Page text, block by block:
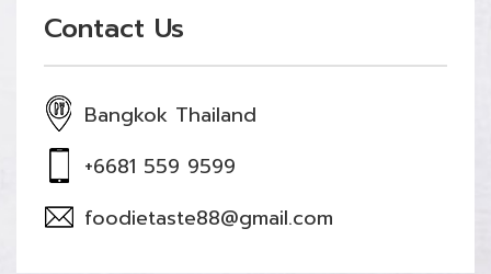
Contact Us
Bangkok Thailand
+6681 559 9599
foodietaste88@gmail.com